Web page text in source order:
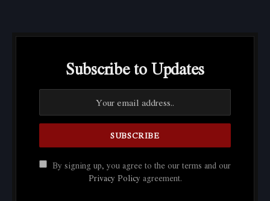
Subscribe to Updates
By signing up, you agree to the our terms and our
Privacy Policy agreement.